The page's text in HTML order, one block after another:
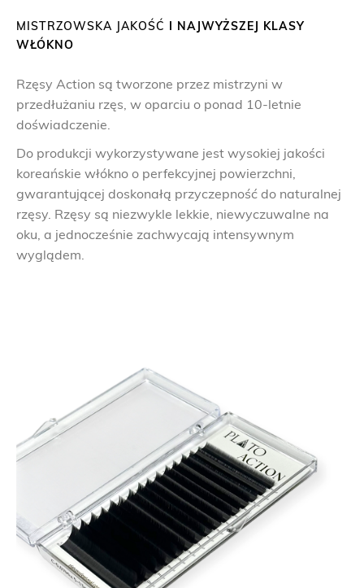
MISTRZOWSKA JAKOŚĆ I NAJWYŻSZEJ KLASY
WŁÓKNO
Rzęsy Action są tworzone przez mistrzyni w
przedłużaniu rzęs, w oparciu o ponad 10-letnie
doświadczenie.
Do produkcji wykorzystywane jest wysokiej jakości
koreańskie włókno o perfekcyjnej powierzchni,
gwarantującej doskonałą przyczepność do naturalnej
rzęsy. Rzęsy są niezwykle lekkie, niewyczuwalne na
oku, a jednocześnie zachwycają intensywnym
wyglądem.